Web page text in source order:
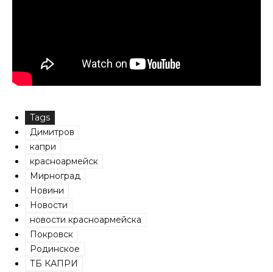
Tags
Димитров
капри
красноармейск
Мирноград
Новини
Новости
новости красноармейска
Покровск
Родинское
ТБ КАПРИ